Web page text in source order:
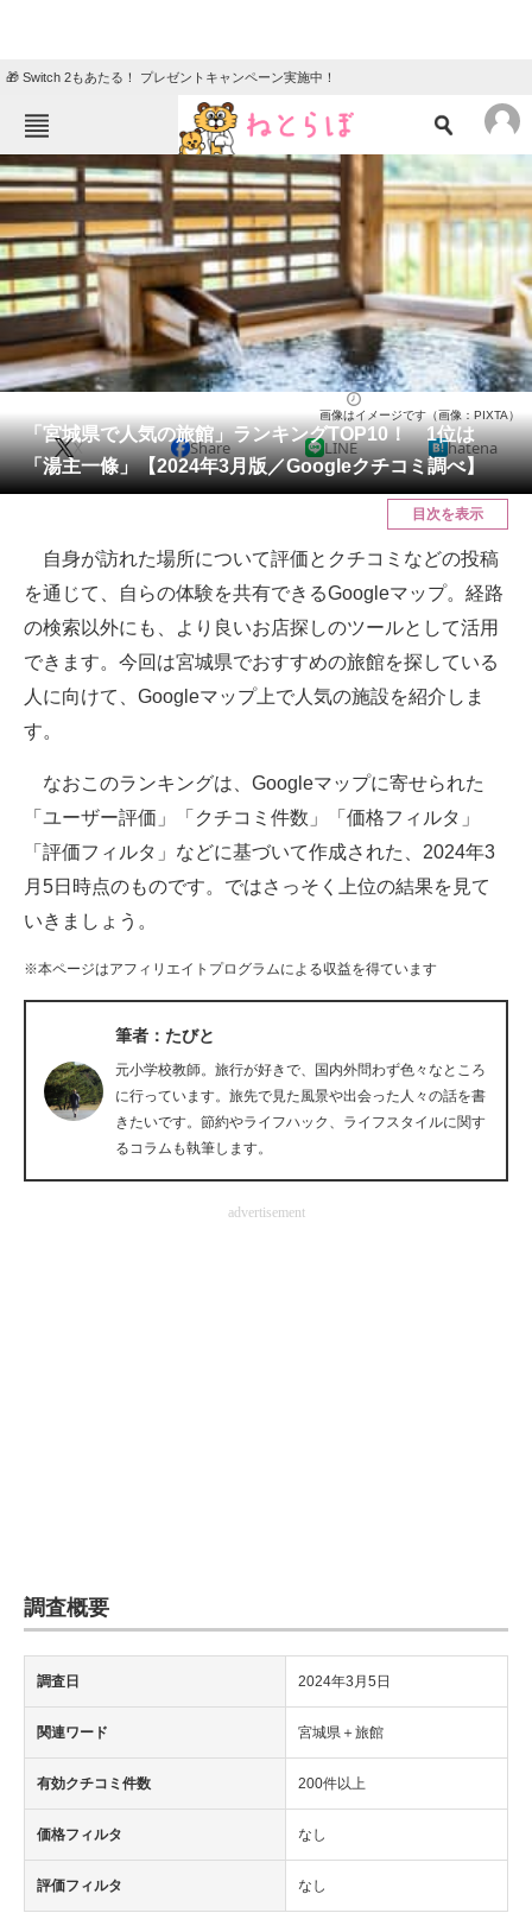
🎁 Switch 2もあたる！ プレゼントキャンペーン実施中！
ねとらぼメニュー
TOP ニュース
エンタメ クイズ
グルメ 地域
住まい 教育・育児
動物 リサーチ
会員記事
メディア
ITの今と未来を見通す
スマホと通信の最新トレンド
進化するPCとデバイスの未来
ビジネスと働き方のヒント
企業ITのトレンドを詳説
ITエンジニア向け専門サイト
企業向けIT製品の総合サイト
IT製品の技術・比較・事例
「宮城県で人気の旅館」ランキングTOP10！ 1位は
「湯主一條」【2024年3月版／Googleクチコミ調べ】
画像はイメージです（画像：PIXTA）
X Share LINE hatena
目次を表示
自身が訪れた場所について評価とクチコミなどの投稿
を通じて、自らの体験を共有できるGoogleマップ。経路
の検索以外にも、より良いお店探しのツールとして活用
できます。今回は宮城県でおすすめの旅館を探している
人に向けて、Googleマップ上で人気の施設を紹介しま
す。
なおこのランキングは、Googleマップに寄せられた
「ユーザー評価」「クチコミ件数」「価格フィルタ」
「評価フィルタ」などに基づいて作成された、2024年3
月5日時点のものです。ではさっそく上位の結果を見て
いきましょう。
※本ページはアフィリエイトプログラムによる収益を得ています
筆者：たびと
元小学校教師。旅行が好きで、国内外問わず色々なところ
に行っています。旅先で見た風景や出会った人々の話を書
きたいです。節約やライフハック、ライフスタイルに関す
るコラムも執筆します。
advertisement
調査概要
調査日 2024年3月5日
関連ワード 宮城県＋旅館
有効クチコミ件数 200件以上
価格フィルタ なし
評価フィルタ なし